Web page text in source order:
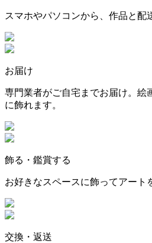
スマホやパソコンから、作品と配
お届け
専門業者がご自宅までお届け。絵
に飾れます。
飾る・鑑賞する
お好きなスペースに飾ってアート
交換・返送